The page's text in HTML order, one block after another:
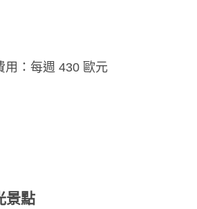
用：每週 430 歐元
景點